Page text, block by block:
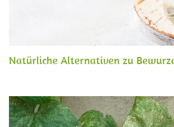
Natürliche Alternativen zu